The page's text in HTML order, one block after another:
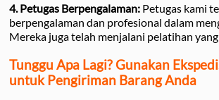
4. Petugas Berpengalaman: Petugas kami
berpengalaman dan profesional dalam
Mereka juga telah menjalani pelatihan
Tunggu Apa Lagi? Gunakan
untuk Pengiriman Barang Anda